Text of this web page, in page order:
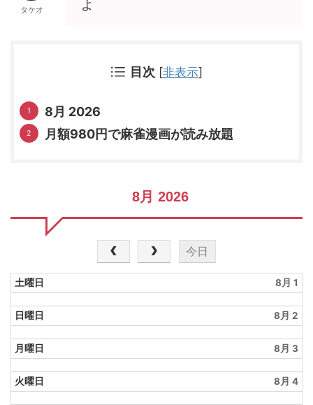
タケオ
よ
目次 [非表示]
8月 2026
月額980円で麻雀漫画が読み放題
8月 2026
今日
土曜日 8月 1
日曜日 8月 2
月曜日 8月 3
火曜日 8月 4